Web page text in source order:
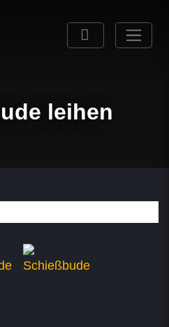
leihen